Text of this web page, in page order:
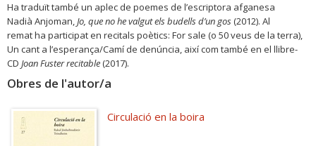
Ha traduït també un aplec de poemes de l’escriptora afganesa
Nadià Anjoman,Jo, que no he valgut els budells d’un gos(2012). Al
remat ha participat en recitals poètics: For sale (o 50 veus de la terra),
Un cant a l’esperança/Camí de denúncia, així com també en el llibre-
CD Joan Fuster recitable(2017).
Obres de l'autor/a
Circulació en la boira